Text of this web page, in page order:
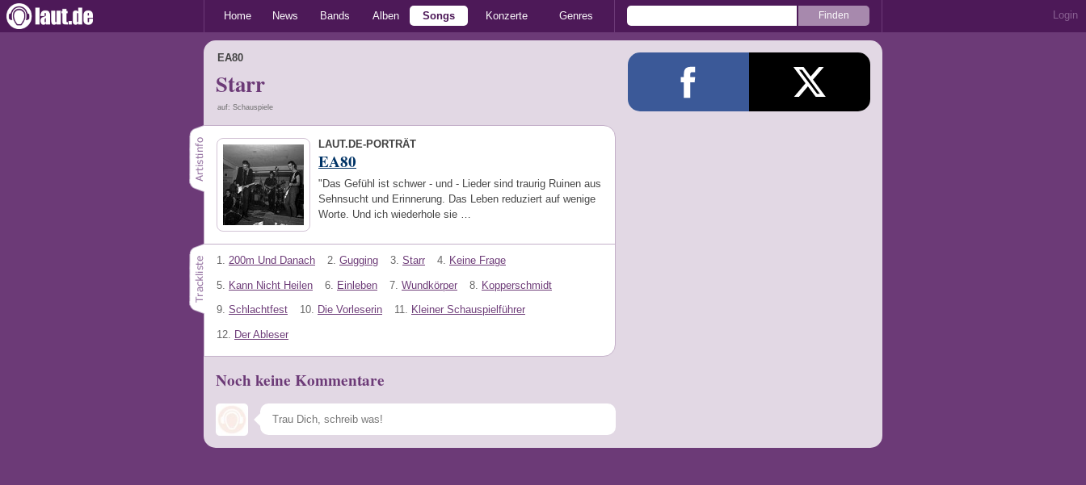
Home News Bands Alben Songs Konzerte Genres Login
EA80
Starr
auf: Schauspiele
LAUT.DE-PORTRÄT
EA80
"Das Gefühl ist schwer - und - Lieder sind traurig Ruinen aus
Sehnsucht und Erinnerung. Das Leben reduziert auf wenige
Worte. Und ich wiederhole sie …
1. 200m Und Danach 2. Gugging 3. Starr 4. Keine Frage
5. Kann Nicht Heilen 6. Einleben 7. Wundkörper 8. Kopperschmidt
9. Schlachtfest 10. Die Vorleserin 11. Kleiner Schauspielführer
12. Der Ableser
Noch keine Kommentare
Speichern